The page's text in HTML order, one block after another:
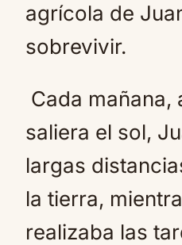
agrícola de
sobrevivir.
Cada mañana,
saliera el sol,
largas
la tierra,
realizaba las